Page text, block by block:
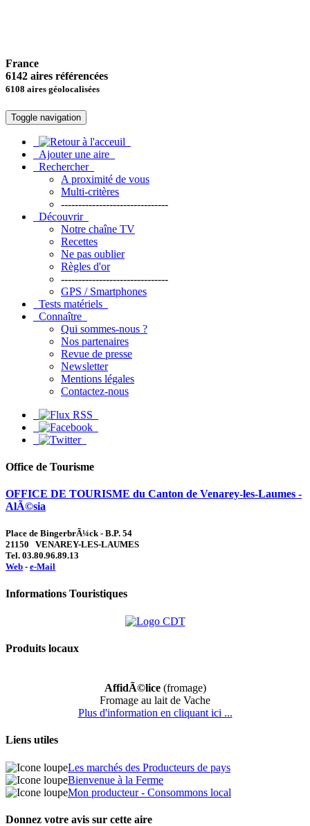
France
6142 aires référencées
6108 aires géolocalisées
Toggle navigation
Ajouter une aire
Rechercher
A proximité de vous
Multi-critères
-------------------------------
Découvrir
Notre chaîne TV
Recettes
Ne pas oublier
Règles d'or
-------------------------------
GPS / Smartphones
Tests matériels
Connaître
Qui sommes-nous ?
Nos partenaires
Revue de presse
Newsletter
Mentions légales
Contactez-nous
Office de Tourisme
OFFICE DE TOURISME du Canton de Venarey-les-Laumes -
AlÃ©sia
Place de BingerbrÃ¼ck - B.P. 54
21150 VENAREY-LES-LAUMES
Tel. 03.80.96.89.13
Web - e-Mail
Informations Touristiques
Produits locaux
AffidÃ©lice(fromage)
Fromage au lait de Vache
Plus d'information en cliquant ici ...
Liens utiles
Les marchés des Producteurs de pays
Bienvenue à la Ferme
Mon producteur - Consommons local
Donnez votre avis sur cette aire